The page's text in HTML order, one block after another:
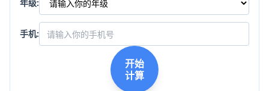
年级:
手机:
开始
计算